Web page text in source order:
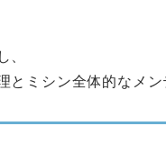
、
とミシン全体的なメ